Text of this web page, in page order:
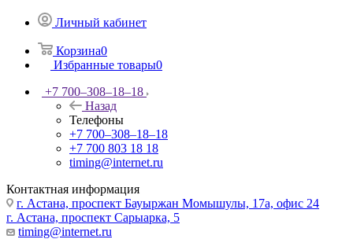
Личный кабинет
Корзина0
Избранные товары0
+7 700‒308‒18‒18
Назад
Телефоны
+7 700‒308‒18‒18
+7 700 803 18 18
timing@internet.ru
Контактная информация
г. Астана, проспект Бауыржан Момышулы, 17а, офис 24
г. Астана, проспект Сарыарка, 5
timing@internet.ru